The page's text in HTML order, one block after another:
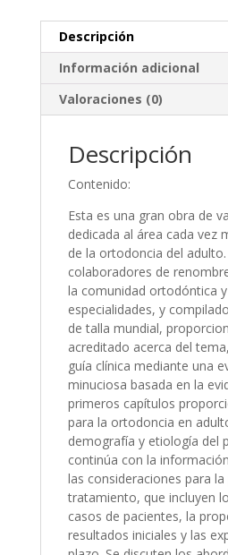
Descripción
Información adicional
Valoraciones (0)
Descripción
Contenido:
Esta es una gran obra de
dedicada al área cada vez
de la ortodoncia del
colaboradores de
la comunidad ortodóntica
especialidades, y
de talla mundial,
acreditado acerca del
guía clínica mediante una
minuciosa basada en la
primeros capítulos
para la ortodoncia en
demografía y etiología del
continúa con la
las consideraciones para
tratamiento, que incluyen
casos de pacientes, la
resultados iniciales y las